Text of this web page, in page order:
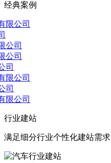
经典案例
行业建站
满足细分行业个性化建站需求